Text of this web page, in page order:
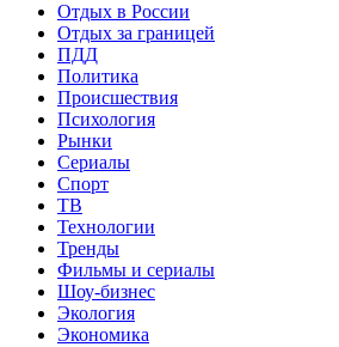
Отдых в России
Отдых за границей
ПДД
Политика
Происшествия
Психология
Рынки
Сериалы
Спорт
ТВ
Технологии
Тренды
Фильмы и сериалы
Шоу-бизнес
Экология
Экономика